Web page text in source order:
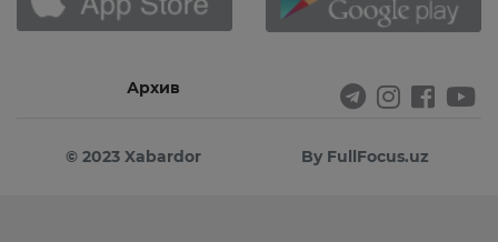
Архив
© 2023 Xabardor By FullFocus.uz